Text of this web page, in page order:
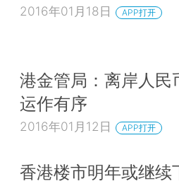
2016年01月18日 APP打开
港金管局：离岸人民
运作有序
2016年01月12日 APP打开
香港楼市明年或继续